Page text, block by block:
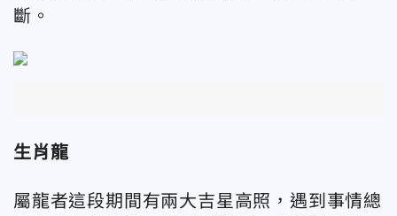
斷。
生肖龍
屬龍者這段期間有兩大吉星高照，遇到事情總